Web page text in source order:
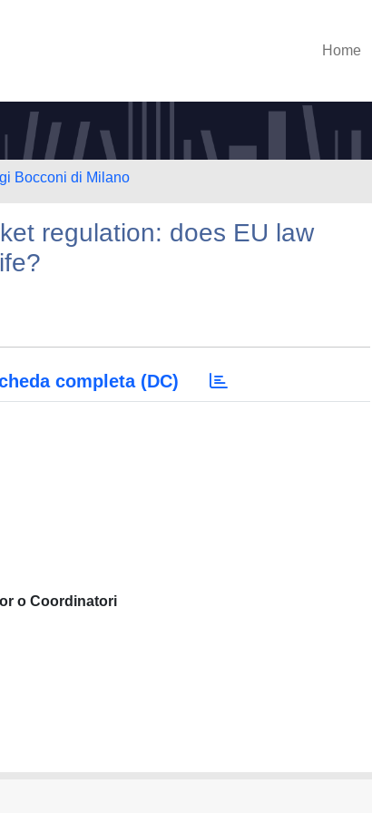
Home
Bocconi di Milano
regulation: does EU law
completa (DC)
o Coordinatori